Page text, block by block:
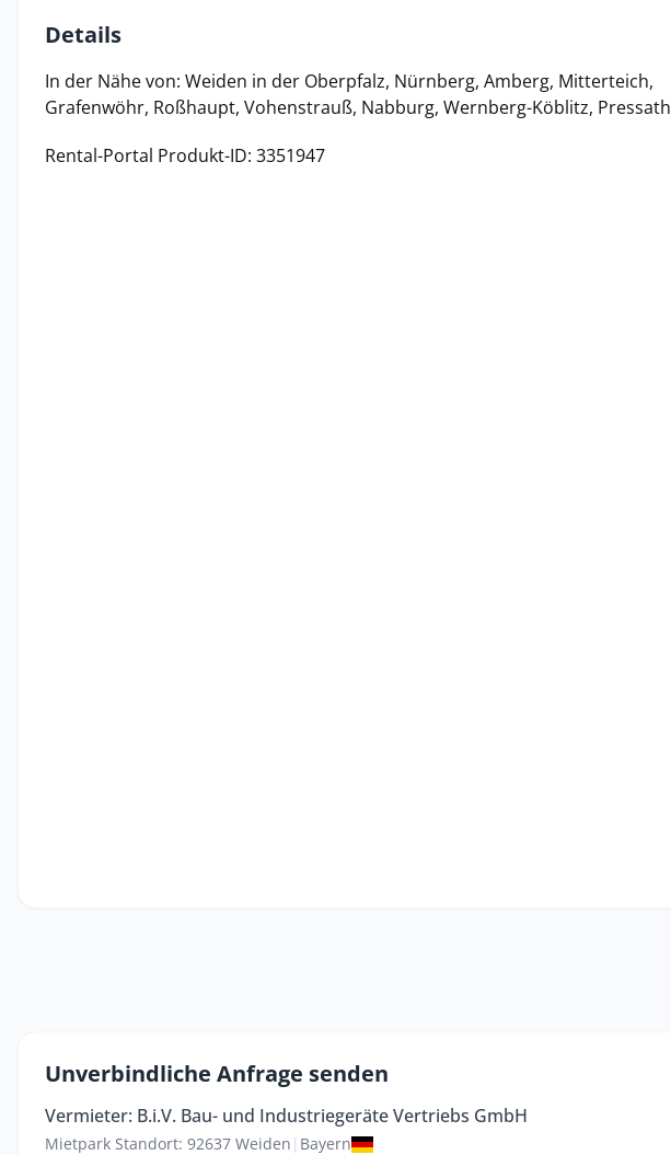
Details
In der Nähe von: Weiden in der Oberpfalz, Nürnberg, Amberg, Mitterteich,
Grafenwöhr, Roßhaupt, Vohenstrauß, Nabburg, Wernberg-Köblitz, Pressath
Rental-Portal Produkt-ID: 3351947
Unverbindliche Anfrage senden
Vermieter: B.i.V. Bau- und Industriegeräte Vertriebs GmbH
Mietpark Standort: 92637 Weiden | Bayern